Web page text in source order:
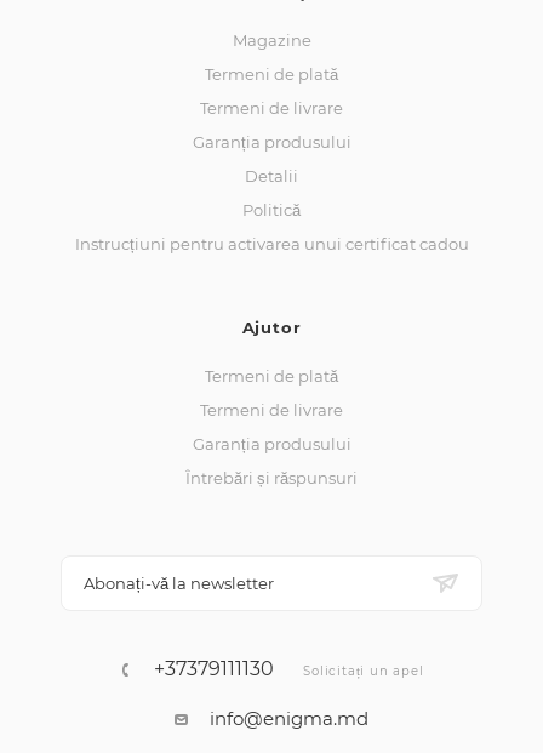
Magazine
Termeni de plată
Termeni de livrare
Garanția produsului
Detalii
Politică
Instrucțiuni pentru activarea unui certificat cadou
Ajutor
Termeni de plată
Termeni de livrare
Garanția produsului
Întrebări și răspunsuri
Abonați-vă la newsletter
+37379111130 Solicitați un apel
info@enigma.md